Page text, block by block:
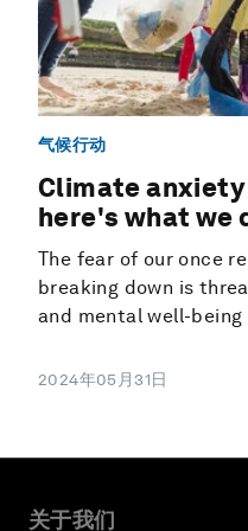
气候行动
Climate
here's what we
The fear of our once
breaking down is
and mental well-
2024年05月31日
关于我们